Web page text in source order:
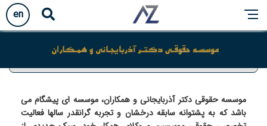
en
درباره ما
موسسه حقوقی دکتر آذربایجانی و همکاران، موسسه ای پیشگام می
باشد که به پشتوانه سابقه درخشان و تجربه گرانقدر سالها فعالیت